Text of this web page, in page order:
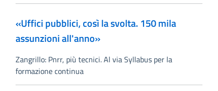
«Uffici pubblici, così la svolta. 150 mila
assunzioni all'anno»
Zangrillo: Pnrr, più tecnici. Al via Syllabus per la
formazione continua